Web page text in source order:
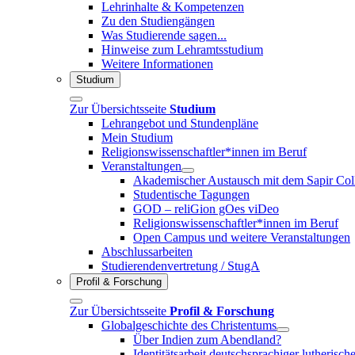
Lehrinhalte & Kompetenzen
Zu den Studiengängen
Was Studierende sagen...
Hinweise zum Lehramtsstudium
Weitere Informationen
Studium
Zur Übersichtsseite Studium
Lehrangebot und Stundenpläne
Mein Studium
Religionswissenschaftler*innen im Beruf
Veranstaltungen
Akademischer Austausch mit dem Sapir
Studentische Tagungen
GOD – reliGion gOes viDeo
Religionswissenschaftler*innen im Beruf
Open Campus und weitere Veranstaltungen
Abschlussarbeiten
Studierendenvertretung / StugA
Profil & Forschung
Zur Übersichtsseite Profil & Forschung
Globalgeschichte des Christentums
Über Indien zum Abendland?